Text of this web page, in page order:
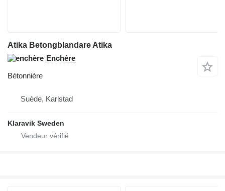
Atika Betongblandare Atika
Enchère
Bétonnière
Suède, Karlstad
Klaravik Sweden